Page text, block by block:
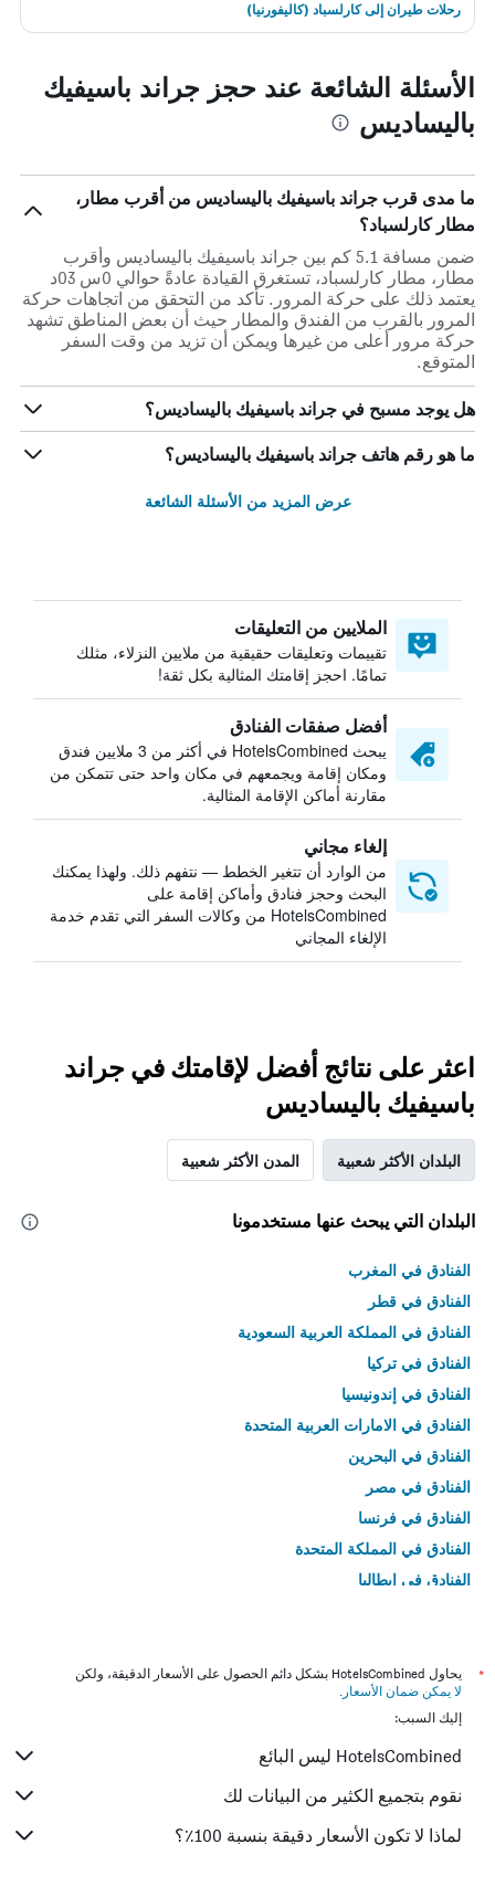
رحلات طيران إلى كارلسباد (كاليفورنيا)
الأسئلة الشائعة عند حجز جراند باسيفيك
باليساديس
ما مدى قرب جراند باسيفيك باليساديس من أقرب مطار،
مطار كارلسباد؟
ضمن مسافة 5.1 كم بين جراند باسيفيك باليساديس وأقرب
مطار، مطار كارلسباد، تستغرق القيادة عادةً حوالي 0س 03د
يعتمد ذلك على حركة المرور. تأكد من التحقق من اتجاهات حركة
المرور بالقرب من الفندق والمطار حيث أن بعض المناطق تشهد
حركة مرور أعلى من غيرها ويمكن أن تزيد من وقت السفر
المتوقع.
هل يوجد مسبح في جراند باسيفيك باليساديس؟
ما هو رقم هاتف جراند باسيفيك باليساديس؟
عرض المزيد من الأسئلة الشائعة
الملايين من التعليقات
تقييمات وتعليقات حقيقية من ملايين النزلاء، مثلك
تمامًا. احجز إقامتك المثالية بكل ثقة!
أفضل صفقات الفنادق
يبحث HotelsCombined في أكثر من 3 ملايين فندق
ومكان إقامة ويجمعهم في مكان واحد حتى تتمكن من
مقارنة أماكن الإقامة المثالية.
إلغاء مجاني
من الوارد أن تتغير الخطط — نتفهم ذلك. ولهذا يمكنك
البحث وحجز فنادق وأماكن إقامة على
HotelsCombined من وكالات السفر التي تقدم خدمة
الإلغاء المجاني
اعثر على نتائج أفضل لإقامتك في جراند
باسيفيك باليساديس
البلدان الأكثر شعبية المدن الأكثر شعبية
البلدان التي يبحث عنها مستخدمونا
الفنادق في المغرب
الفنادق في قطر
الفنادق في المملكة العربية السعودية
الفنادق في تركيا
الفنادق في إندونيسيا
الفنادق في الامارات العربية المتحدة
الفنادق في البحرين
الفنادق في مصر
الفنادق في فرنسا
الفنادق في المملكة المتحدة
الفنادق في إيطاليا
*
يحاول HotelsCombined بشكل دائم الحصول على الأسعار الدقيقة، ولكن
لا يمكن ضمان الأسعار .
إليك السبب:
HotelsCombined ليس البائع
نقوم بتجميع الكثير من البيانات لك
لماذا لا تكون الأسعار دقيقة بنسبة 100٪؟